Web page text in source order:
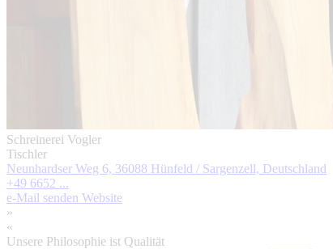
Schreinerei Vogler
Tischler
Neunhardser Weg 6, 36088 Hünfeld / Sargenzell, Deutschland
+49 6652 ...
e-Mail senden Website
»
«
Unsere Philosophie ist Qualität